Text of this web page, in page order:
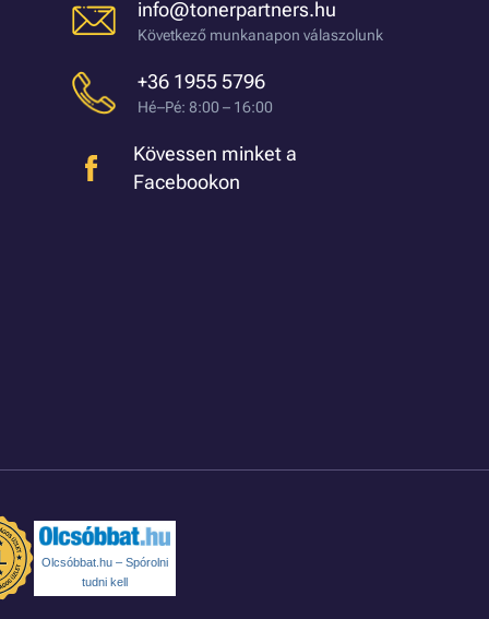
info@tonerpartners.hu
Következő munkanapon válaszolunk
+36 1955 5796
Hé–Pé: 8:00 – 16:00
Kövessen minket a
Facebookon
Olcsóbbat.hu – Spórolni
tudni kell